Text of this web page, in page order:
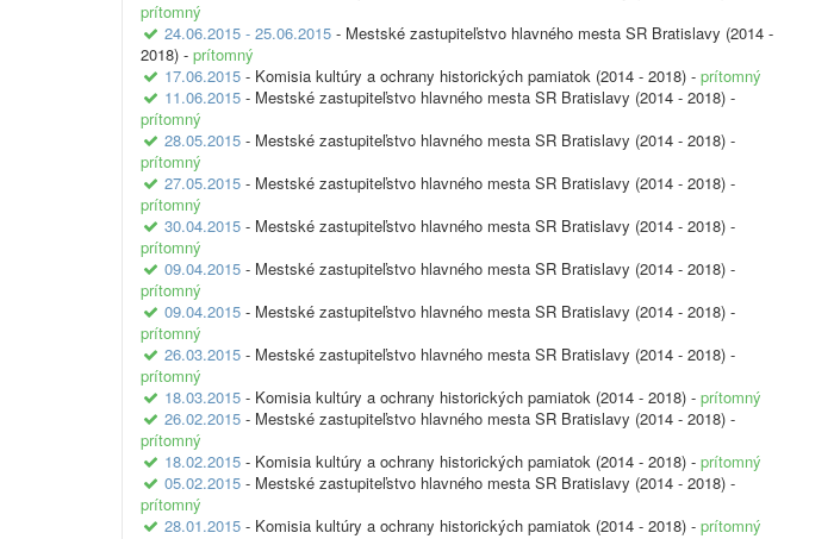
prítomný
24.06.2015 - 25.06.2015 - Mestské zastupiteľstvo hlavného mesta SR Bratislavy (2014 -
2018) - prítomný
17.06.2015 - Komisia kultúry a ochrany historických pamiatok (2014 - 2018) - prítomný
11.06.2015 - Mestské zastupiteľstvo hlavného mesta SR Bratislavy (2014 - 2018) -
prítomný
28.05.2015 - Mestské zastupiteľstvo hlavného mesta SR Bratislavy (2014 - 2018) -
prítomný
27.05.2015 - Mestské zastupiteľstvo hlavného mesta SR Bratislavy (2014 - 2018) -
prítomný
30.04.2015 - Mestské zastupiteľstvo hlavného mesta SR Bratislavy (2014 - 2018) -
prítomný
09.04.2015 - Mestské zastupiteľstvo hlavného mesta SR Bratislavy (2014 - 2018) -
prítomný
09.04.2015 - Mestské zastupiteľstvo hlavného mesta SR Bratislavy (2014 - 2018) -
prítomný
26.03.2015 - Mestské zastupiteľstvo hlavného mesta SR Bratislavy (2014 - 2018) -
prítomný
18.03.2015 - Komisia kultúry a ochrany historických pamiatok (2014 - 2018) - prítomný
26.02.2015 - Mestské zastupiteľstvo hlavného mesta SR Bratislavy (2014 - 2018) -
prítomný
18.02.2015 - Komisia kultúry a ochrany historických pamiatok (2014 - 2018) - prítomný
05.02.2015 - Mestské zastupiteľstvo hlavného mesta SR Bratislavy (2014 - 2018) -
prítomný
28.01.2015 - Komisia kultúry a ochrany historických pamiatok (2014 - 2018) - prítomný